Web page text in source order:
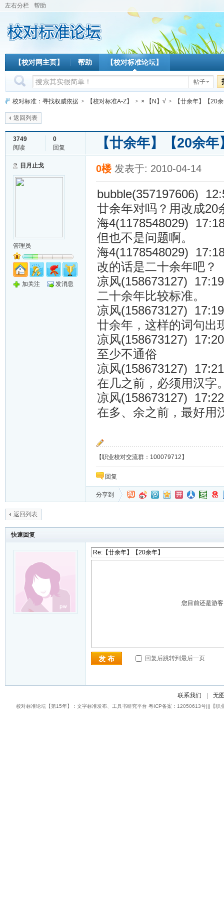
左右分栏 帮助
【校对网主页】 帮助 【校对标准论坛】
帖子
校对标准：寻找权威依据 > 【校对标准A-Z】 > × 【N】√ > 【廿余年】【20
返回列表
3749
阅读
0
回复
【廿余年】【20余
日月止戈
管理员
加关注 发消息
0楼 发表于: 2010-04-14
bubble(357197606)
廿余年对吗？用改成20
海4(1178548029)
但也不是问题啊。
海4(1178548029)
改的话是二十余年吧？
凉风(158673127)
二十余年比较标准。
凉风(158673127)
廿余年，这样的词句出
凉风(158673127)
至少不通俗
凉风(158673127)
在几之前，必须用汉字
凉风(158673127)
在多、余之前，最好用
【职业校对交流群：100079712】
回复
分享到
返回列表
快速回复
您目前还是游
发 布 回复后跳转到最后一页
联系我们 无
校对标准论坛【第15年】：文字标准发布、工具书研究平台 粤ICP备案：12050613号|||【